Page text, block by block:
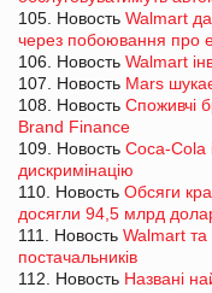
105. Новость Walmart
через побоювання про
106. Новость Walmart
107. Новость Mars
108. Новость Споживчі
Brand Finance
109. Новость Coca-Cola
дискримінацію
110. Новость Обсяги
досягли 94,5 млрд
111. Новость Walmart та
постачальників
112. Новость Названі